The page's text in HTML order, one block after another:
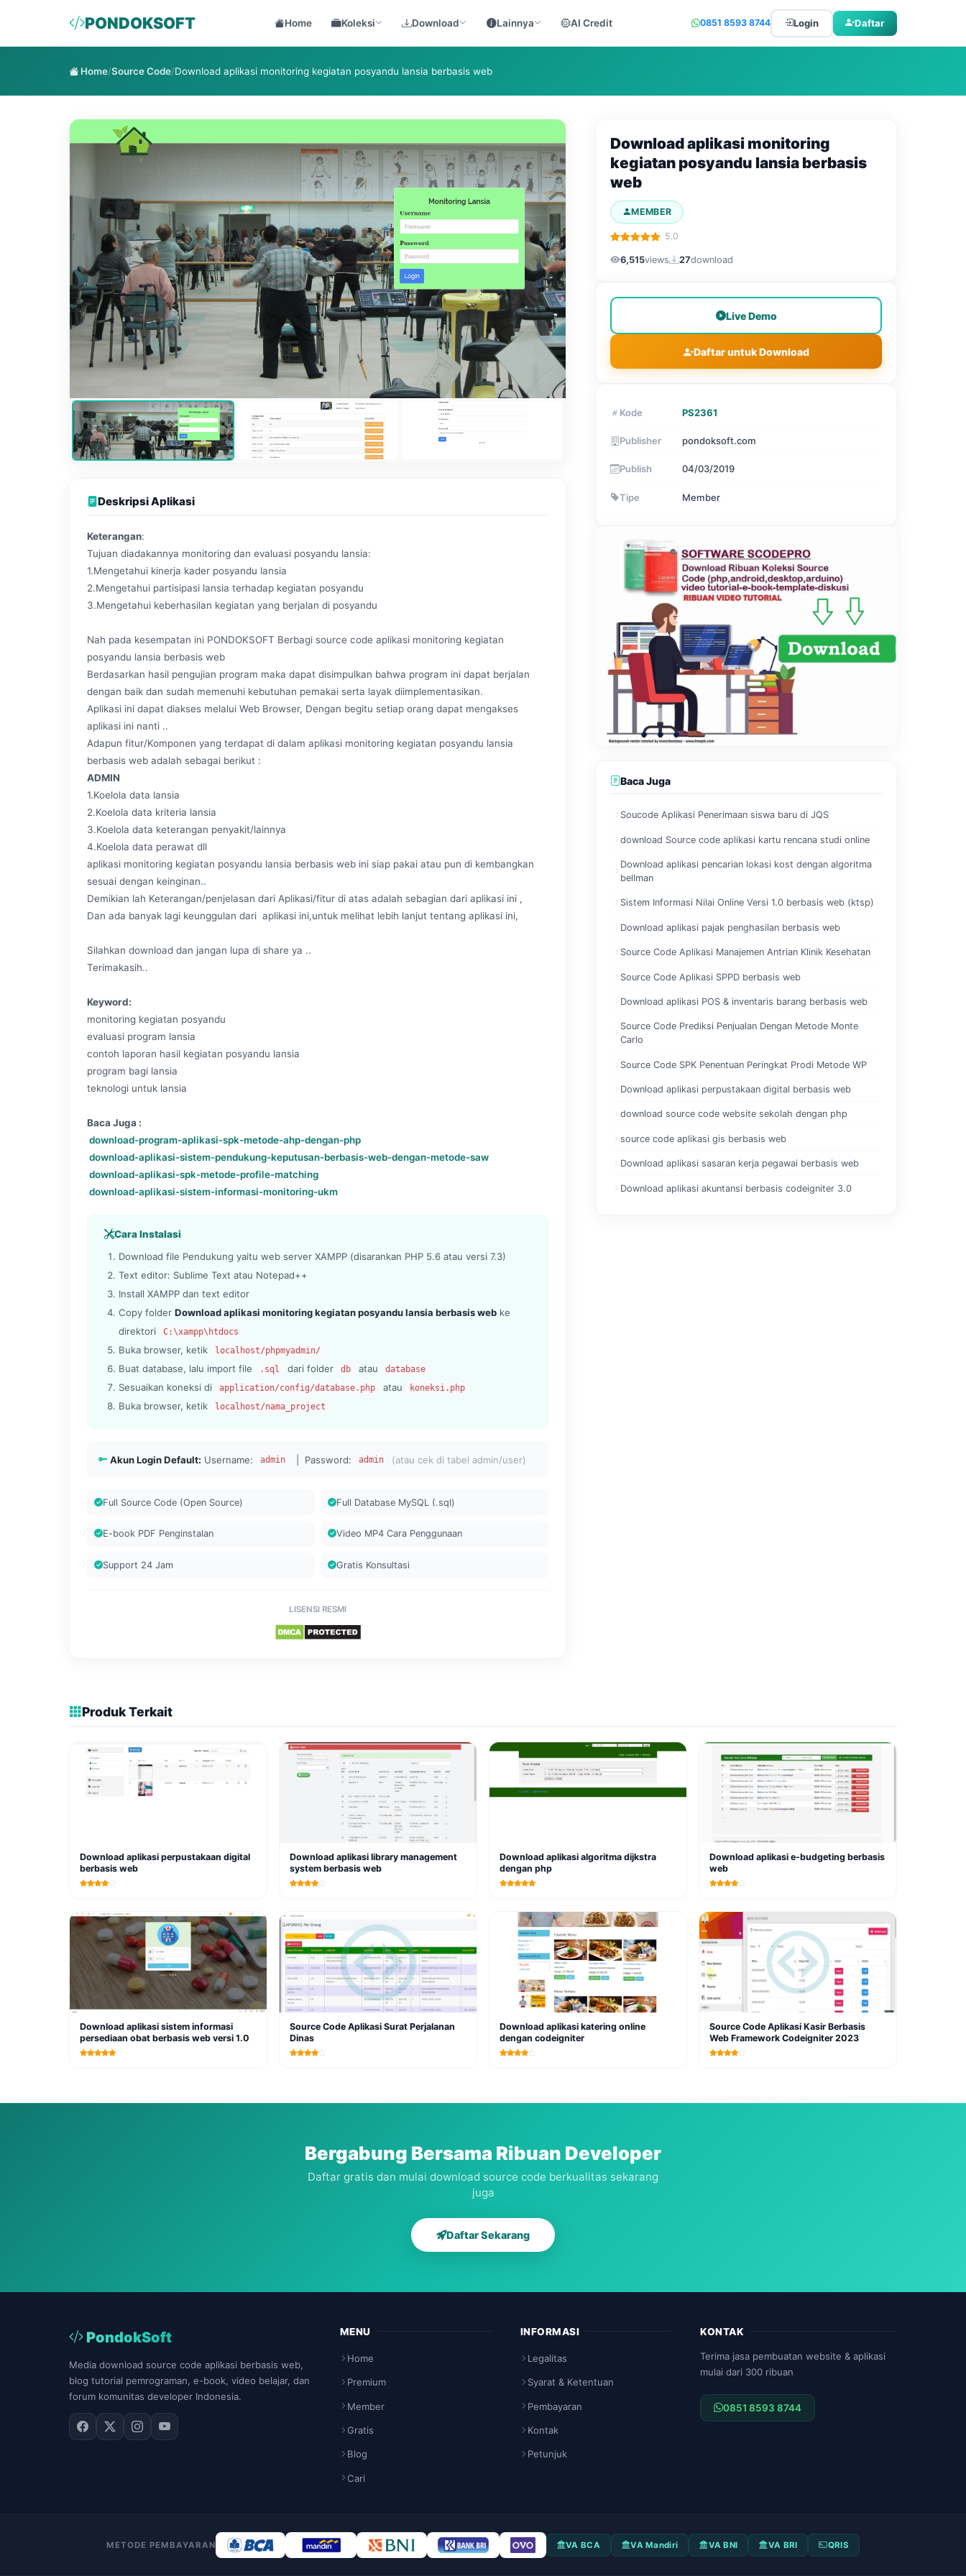
PONDOKSOFT Home Koleksi Download Lainnya AI Credit 0851 8593 8744 Login Daftar
Home/Source Code/Download aplikasi monitoring kegiatan posyandu lansia berbasis web
Deskripsi Aplikasi
Keterangan:
Tujuan diadakannya monitoring dan evaluasi posyandu lansia:
1.Mengetahui kinerja kader posyandu lansia
2.Mengetahui partisipasi lansia terhadap kegiatan posyandu
3.Mengetahui keberhasilan kegiatan yang berjalan di posyandu
Nah pada kesempatan ini PONDOKSOFT Berbagi source code aplikasi monitoring kegiatan
posyandu lansia berbasis web
Berdasarkan hasil pengujian program maka dapat disimpulkan bahwa program ini dapat berjalan
dengan baik dan sudah memenuhi kebutuhan pemakai serta layak diimplementasikan.
Aplikasi ini dapat diakses melalui Web Browser, Dengan begitu setiap orang dapat mengakses
aplikasi ini nanti ..
Adapun fitur/Komponen yang terdapat di dalam aplikasi monitoring kegiatan posyandu lansia
berbasis web adalah sebagai berikut :
ADMIN
1.Koelola data lansia
2.Koelola data kriteria lansia
3.Koelola data keterangan penyakit/lainnya
4.Koelola data perawat dll
aplikasi monitoring kegiatan posyandu lansia berbasis web ini siap pakai atau pun di kembangkan
sesuai dengan keinginan..
Demikian lah Keterangan/penjelasan dari Aplikasi/fitur di atas adalah sebagian dari aplikasi ini ,
Dan ada banyak lagi keunggulan dari aplikasi ini,untuk melihat lebih lanjut tentang aplikasi ini,
Silahkan download dan jangan lupa di share ya ..
Terimakasih..
Keyword:
monitoring kegiatan posyandu
evaluasi program lansia
contoh laporan hasil kegiatan posyandu lansia
program bagi lansia
teknologi untuk lansia
Baca Juga :
download-program-aplikasi-spk-metode-ahp-dengan-php
download-aplikasi-sistem-pendukung-keputusan-berbasis-web-dengan-metode-saw
download-aplikasi-spk-metode-profile-matching
download-aplikasi-sistem-informasi-monitoring-ukm
Cara Instalasi
Download file Pendukung yaitu web server XAMPP (disarankan PHP 5.6 atau versi 7.3)
Text editor: Sublime Text atau Notepad++
Install XAMPP dan text editor
Copy folder Download aplikasi monitoring kegiatan posyandu lansia berbasis web ke
direktori
C:\xampp\htdocs
Buka browser, ketik localhost/phpmyadmin/
Buat database, lalu import file .sql dari folder db atau database
Sesuaikan koneksi di application/config/database.php atau koneksi.php
Buka browser, ketik localhost/nama_project
Akun Login Default: Username: admin | Password: admin (atau cek di tabel admin/user)
Full Source Code (Open Source) Full Database MySQL (.sql)
E-book PDF Penginstalan Video MP4 Cara Penggunaan
Support 24 Jam Gratis Konsultasi
LISENSI RESMI
Download aplikasi monitoring
kegiatan posyandu lansia berbasis
web
MEMBER
5.0
6,515views 27download
Live Demo
Daftar untuk Download
Kode PS2361
Publisher pondoksoft.com
Publish 04/03/2019
Tipe Member
Baca Juga
Soucode Aplikasi Penerimaan siswa baru di JQS
download Source code aplikasi kartu rencana studi online
Download aplikasi pencarian lokasi kost dengan algoritma
bellman
Sistem Informasi Nilai Online Versi 1.0 berbasis web (ktsp)
Download aplikasi pajak penghasilan berbasis web
Source Code Aplikasi Manajemen Antrian Klinik Kesehatan
Source Code Aplikasi SPPD berbasis web
Download aplikasi POS & inventaris barang berbasis web
Source Code Prediksi Penjualan Dengan Metode Monte
Carlo
Source Code SPK Penentuan Peringkat Prodi Metode WP
Download aplikasi perpustakaan digital berbasis web
download source code website sekolah dengan php
source code aplikasi gis berbasis web
Download aplikasi sasaran kerja pegawai berbasis web
Download aplikasi akuntansi berbasis codeigniter 3.0
Produk Terkait
Download aplikasi perpustakaan digital
berbasis web
Download aplikasi library management
system berbasis web
Download aplikasi algoritma dijkstra
dengan php
Download aplikasi e-budgeting berbasis
web
Download aplikasi sistem informasi
persediaan obat berbasis web versi 1.0
Source Code Aplikasi Surat Perjalanan
Dinas
Download aplikasi katering online
dengan codeigniter
Source Code Aplikasi Kasir Berbasis
Web Framework Codeigniter 2023
Bergabung Bersama Ribuan Developer
Daftar gratis dan mulai download source code berkualitas sekarang
juga
Daftar Sekarang
PondokSoft
Media download source code aplikasi berbasis web,
blog tutorial pemrograman, e-book, video belajar, dan
forum komunitas developer Indonesia.
MENU
Home
Premium
Member
Gratis
Blog
Cari
INFORMASI
Legalitas
Syarat & Ketentuan
Pembayaran
Kontak
Petunjuk
KONTAK
Terima jasa pembuatan website & aplikasi
mulai dari 300 ribuan
0851 8593 8744
METODE PEMBAYARAN VA BCA VA Mandiri VA BNI VA BRI QRIS